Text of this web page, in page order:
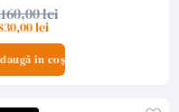
lei
lei
în coș